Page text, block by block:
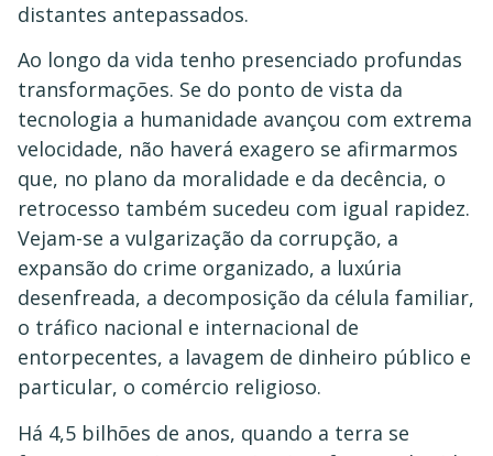
distantes antepassados.
Ao longo da vida tenho presenciado profundas
transformações. Se do ponto de vista da
tecnologia a humanidade avançou com extrema
velocidade, não haverá exagero se afirmarmos
que, no plano da moralidade e da decência, o
retrocesso também sucedeu com igual rapidez.
Vejam-se a vulgarização da corrupção, a
expansão do crime organizado, a luxúria
desenfreada, a decomposição da célula familiar,
o tráfico nacional e internacional de
entorpecentes, a lavagem de dinheiro público e
particular, o comércio religioso.
Há 4,5 bilhões de anos, quando a terra se